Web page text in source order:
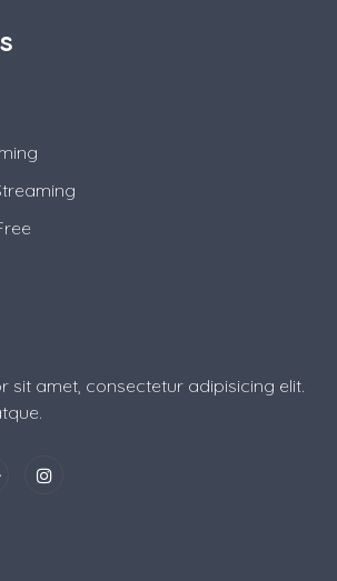
sit amet, consectetur adipisicing elit.